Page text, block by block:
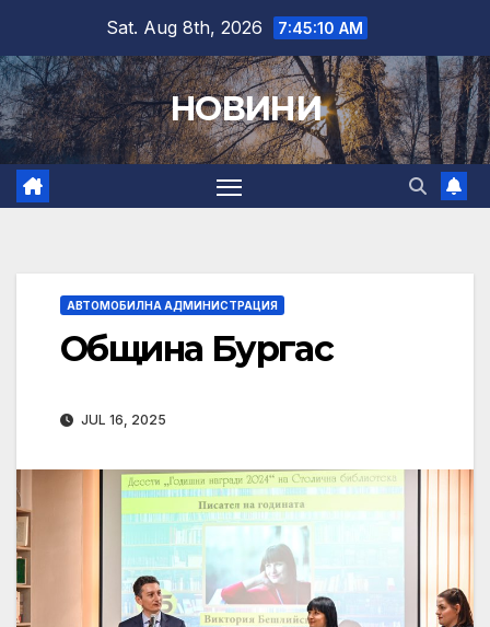
content
Sat. Aug 8th, 2026 7:45:11 AM
НОВИНИ
АВТОМОБИЛНА АДМИНИСТРАЦИЯ
Община Бургас
JUL 16, 2025